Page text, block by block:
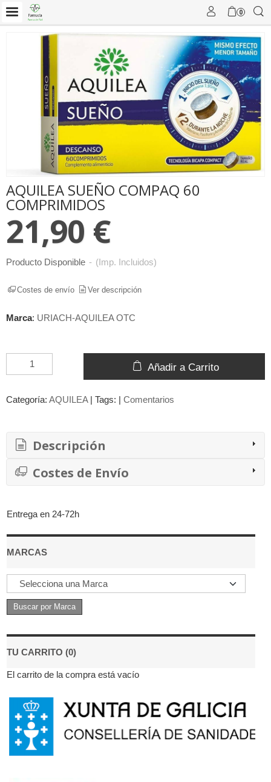
0
Entrega en 24-72h
MARCAS
TU CARRITO (0)
El carrito de la compra está vacío
AQUILEA SUEÑO COMPAQ 60
COMPRIMIDOS
21,90 €
Producto Disponible - (Imp. Incluidos)
Costes de envío Ver descripción
Marca: URIACH-AQUILEA OTC
Añadir a Carrito
Categoría: AQUILEA| Tags: | Comentarios
Descripción
Costes de Envío